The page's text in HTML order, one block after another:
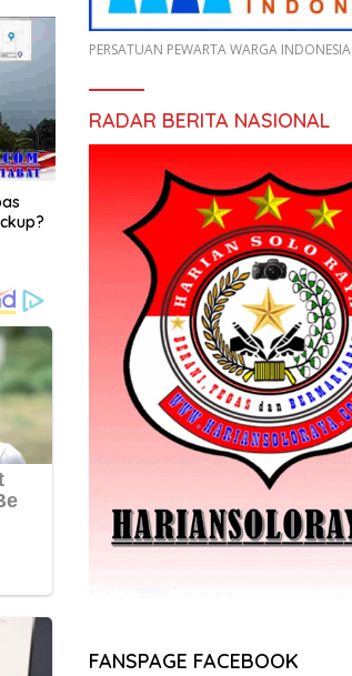
PERSATUAN PEWARTA WARGA INDONESIA
RADAR BERITA NASIONAL
FANSPAGE FACEBOOK